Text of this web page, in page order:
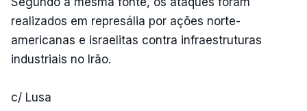
realizados em represália por ações norte-
americanas e israelitas contra infraestruturas
industriais no Irão.
c/ Lusa